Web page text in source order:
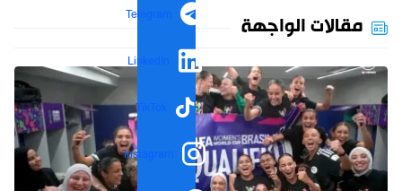
Telegram
LinkedIn
TikTok
Instagram
مقالات الواجهة